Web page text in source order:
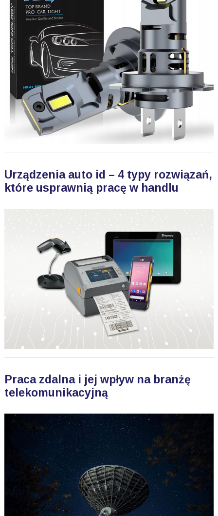
Urządzenia auto id – 4 typy rozwiązań,
które usprawnią pracę w handlu
Praca zdalna i jej wpływ na branżę
telekomunikacyjną